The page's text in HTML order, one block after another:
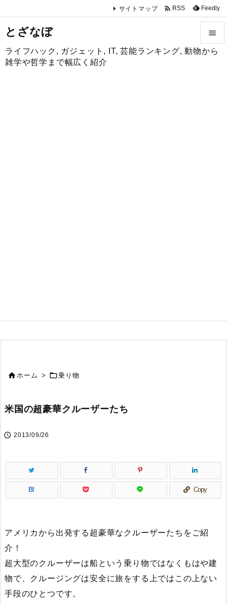
とざなぼ
ライフハック, ガジェット, IT, 芸能ランキング, 動物から
雑学や哲学まで幅広く紹介


サイトマップ  RSS Feedly
ホーム > 乗り物
米国の超豪華クルーザーたち
 2013/09/26
B! Copy
アメリカから出発する超豪華なクルーザーたちをご紹
介！
超大型のクルーザーは船という乗り物ではなくもはや建
物で、クルージングは安全に旅をする上ではこの上ない
手段のひとつです。